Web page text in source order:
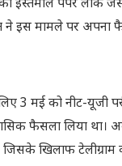
इस्तेमाल पेपर
इस मामले पर अपना
मई को नीट-यूजी
फैसला लिया था।
जिसके खिलाफ